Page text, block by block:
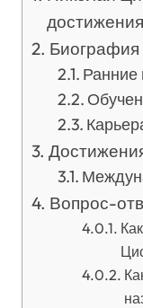
Биография
Ранние
Вопрос-